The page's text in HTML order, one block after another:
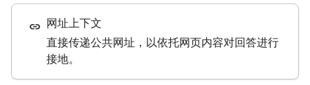
link 网址上下文
直接传递公共网址，以依托网页内容对回答进行
接地。